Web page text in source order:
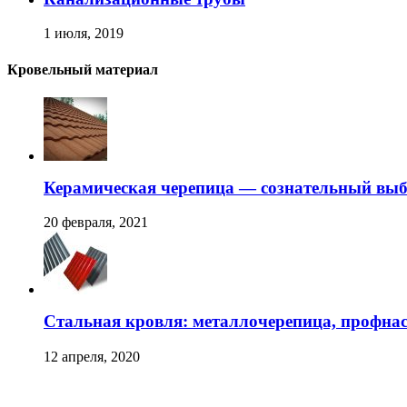
1 июля, 2019
Кровельный материал
Керамическая черепица — сознательный
20 февраля, 2021
Стальная кровля: металлочерепица,
12 апреля, 2020